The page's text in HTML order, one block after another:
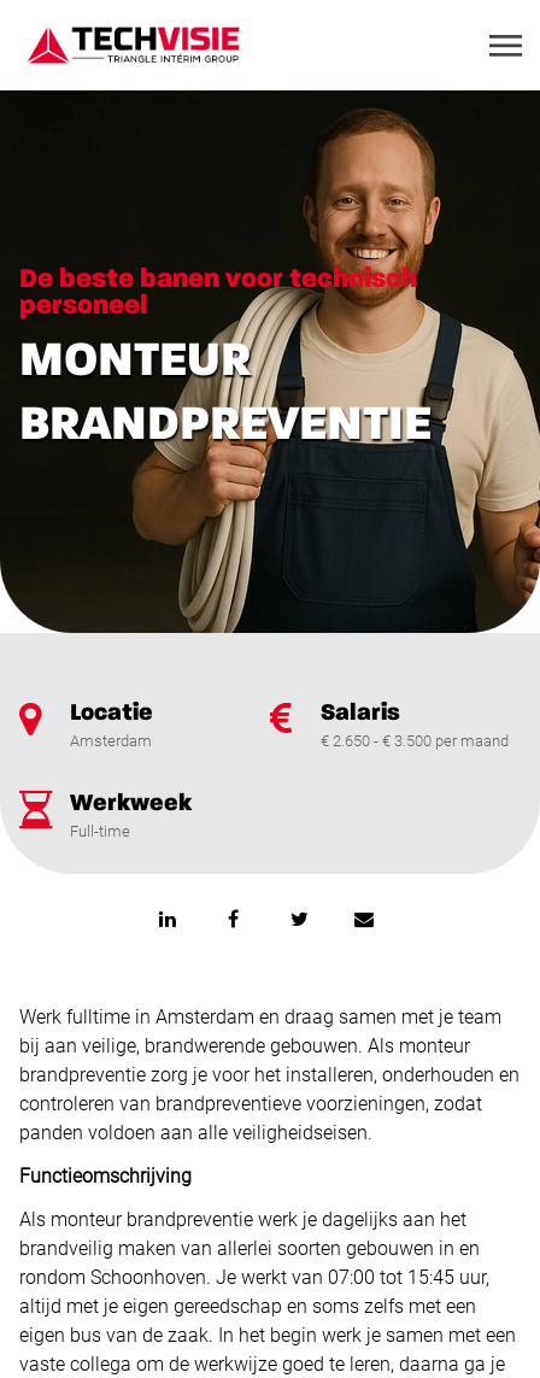
De beste banen voor technisch
personeel
MONTEUR
BRANDPREVENTIE
Locatie
Amsterdam
Salaris
€ 2.650 - € 3.500 per maand
Werkweek
Full-time
Werk fulltime in Amsterdam en draag samen met je team
bij aan veilige, brandwerende gebouwen. Als monteur
brandpreventie zorg je voor het installeren, onderhouden en
controleren van brandpreventieve voorzieningen, zodat
panden voldoen aan alle veiligheidseisen.
Functieomschrijving
Als monteur brandpreventie werk je dagelijks aan het
brandveilig maken van allerlei soorten gebouwen in en
rondom Schoonhoven. Je werkt van 07:00 tot 15:45 uur,
altijd met je eigen gereedschap en soms zelfs met een
eigen bus van de zaak. In het begin werk je samen met een
vaste collega om de werkwijze goed te leren, daarna ga je